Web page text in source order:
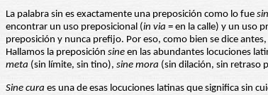
La palabra sin es exactamente una preposición como lo fue
encontrar un uso preposicional (in via = en la calle) y un uso
preposición y nunca prefijo. Por eso, como bien se dice
Hallamos la preposición sine en las abundantes locuciones
meta (sin límite, sin tino), sine mora (sin dilación, sin retraso
Sine cura es una de esas locuciones latinas que significa sin